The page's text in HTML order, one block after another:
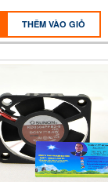
THÊM VÀO GIỎ